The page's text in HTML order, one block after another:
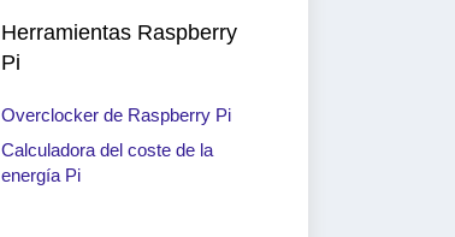
Herramientas Raspberry
Pi
Overclocker de Raspberry Pi
Calculadora del coste de la
energía Pi